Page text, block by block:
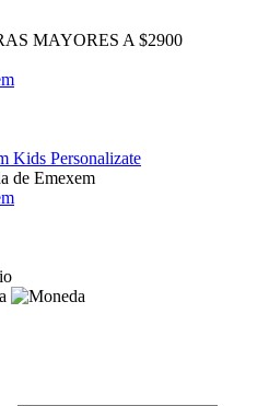
MAYORES A $2900
Kids Personalizate